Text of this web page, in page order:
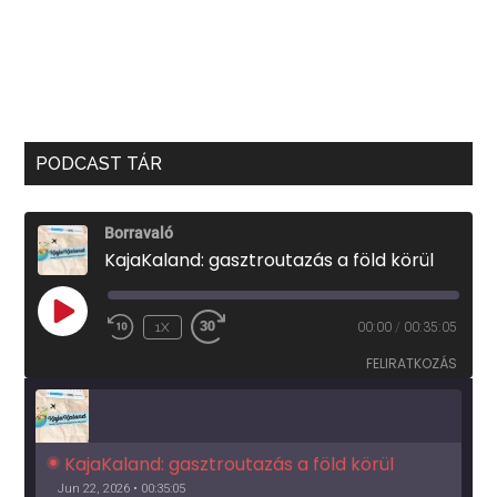
PODCAST TÁR
Borravaló
KajaKaland: gasztroutazás a föld körül
PLAY
EPISODE
1X 00:00 / 00:35:05
FELIRATKOZÁS
KajaKaland: gasztroutazás a föld körül
Jun 22, 2026 • 00:35:05